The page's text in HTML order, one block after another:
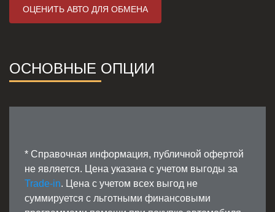
ОЦЕНИТЬ АВТО ДЛЯ ОБМЕНА
ОСНОВНЫЕ ОПЦИИ
* Справочная информация, публичной офертой
не является. Цена указана с учетом выгоды за
Trade-in. Цена с учетом всех выгод не
суммируется с льготными финансовыми